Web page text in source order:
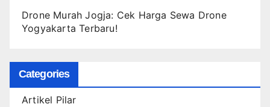
Drone Murah Jogja: Cek Harga Sewa Drone
Yogyakarta Terbaru!
Categories
Artikel Pilar